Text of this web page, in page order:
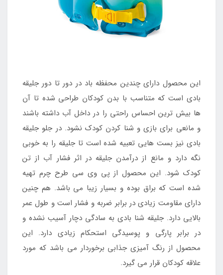
این محصول دارای چندین محفظه باد در دور تا دور جلیقه
بادی است که متناسب با بدن کودکان طراحی شده تا آن
ها بیش ترین احساس راحتی را در داخل آب داشته باشند
و مانعی برای بازی و شنا کردن کودک نشود. در جلو جلیقه
بادی نیز بست هایی تعبیه شده است تا جلیقه را به خوبی
نگه دارد و مانع از درآمدن جلیقه در اثر فشار آب از تن
کودک شود. این محصول از پی وی سی طرح چرم تهیه
شده است که براق بوده و بسیار زیبا می باشد. هم چنین
دارای مقاومت زیادی در برابر ضربه و فشار است و طول عمر
بالایی دارد. جلیقه شنا بادی به سادگی دچار آسیب نشده و
در برابر پارگی و پوسیدگی استحکام زیادی دارد. این
محصول از رنگ آمیزی جذابی برخوردار می باشد که مورد
علاقه کودکان قرار می گیرد.